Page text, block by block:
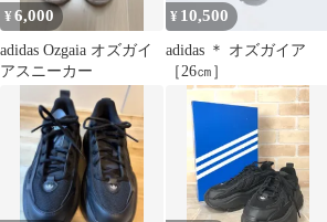
¥6,000
adidas Ozgaia オズガイ
アスニーカー
¥ 10,500
adidas ＊ オズガイア
［26㎝］